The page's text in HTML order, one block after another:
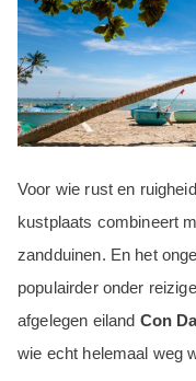
Voor wie rust en
kustplaats combineert
zandduinen. En het
populairder onder
afgelegen eiland Con
wie echt helemaal weg